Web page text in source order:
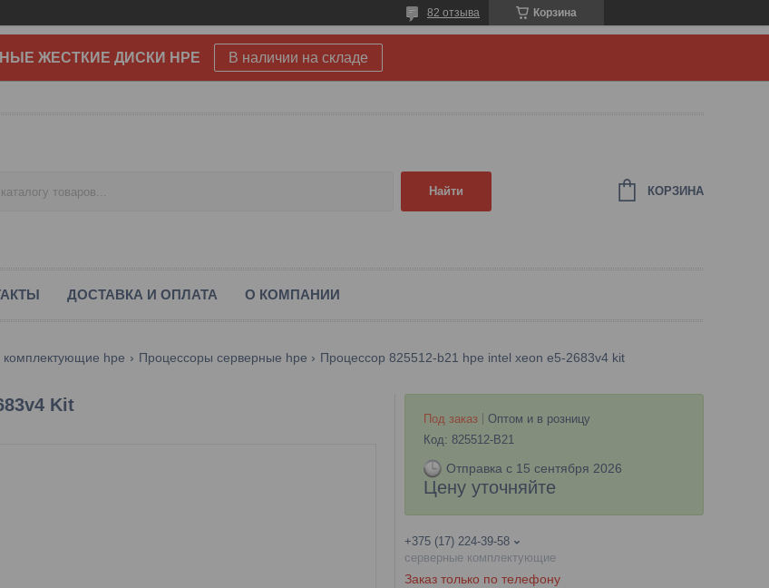
Корзина
82 отзыва
ЖЕСТКИЕ ДИСКИ HPE В наличии на складе
Найти КОРЗИНА
ДОСТАВКА И ОПЛАТА О КОМПАНИИ
hpe Процессоры серверные hpe Процессор 825512-b21 hpe intel xeon e5-2683v4 kit
Kit
Под заказ
Оптом и в розницу
Код: 825512-B21
Отправка с 15 сентября 2026
Цену уточняйте
+375 (17) 224-39-58
серверные комплектующие
Заказ только по телефону